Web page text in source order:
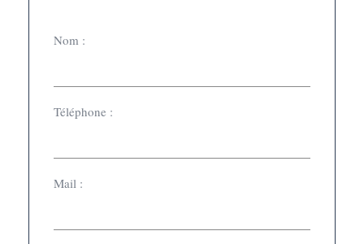
Nom :
Téléphone :
Mail :